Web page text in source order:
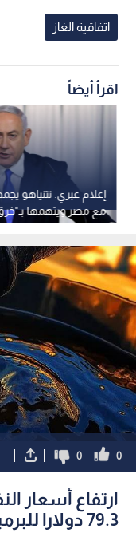
اتفاقية الغاز
اقرأ أيضاً
إعلام عبري: نتنياهو
مع مصر ويتهمها
السلام"
0
0
ارتفاع أسعار
79.3 دولارا للبرميل